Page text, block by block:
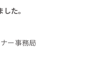
た。
ー事務局